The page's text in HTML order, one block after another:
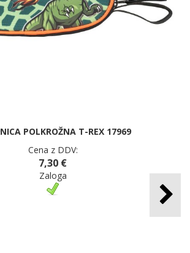
POLKROŽNA T-REX 17969
Cena z DDV:
7,30 €
Zaloga